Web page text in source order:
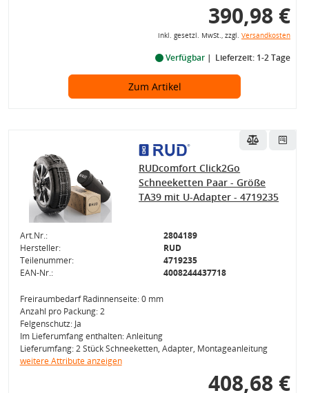
390,98 €
inkl. gesetzl. MwSt., zzgl. Versandkosten
Verfügbar Lieferzeit: 1-2 Tage
Zum Artikel
RUDcomfort Click2Go
Schneeketten Paar - Größe
TA39 mit U-Adapter - 4719235
Art.Nr.:
2804189
Hersteller:
RUD
Teilenummer:
4719235
EAN-Nr.:
4008244437718
Freiraumbedarf Radinnenseite: 0 mm
Anzahl pro Packung: 2
Felgenschutz: Ja
Im Lieferumfang enthalten: Anleitung
Lieferumfang: 2 Stück Schneeketten, Adapter, Montageanleitung
weitere Attribute anzeigen
408,68 €